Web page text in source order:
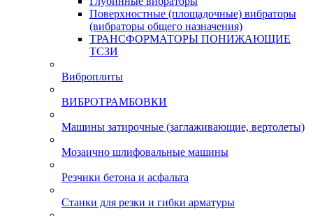
Поверхностные (площадочные) вибраторы
(вибраторы общего назначения)
ТРАНСФОРМАТОРЫ ПОНИЖАЮЩИЕ
ТСЗИ
Виброплиты
ВИБРОТРАМБОВКИ
Машины затирочные (заглаживающие, вертолеты)
Мозаично шлифовальные машины
Резчики бетона и асфальта
Станки для резки и гибки арматуры